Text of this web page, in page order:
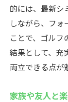
的には、最新シ
しながら、フ
ことで、ゴルフ
結果として、充
両立できる点が
家族や友人と